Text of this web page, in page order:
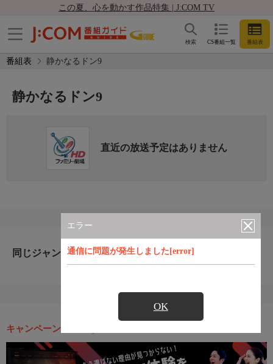
この夏、心を動かす作品特集 | J:COM TV
CS番組一覧 番組表
検索
番組表 静かなるドン9
エラー
通信に問題が発生しました[error]
OK
静かなるドン9
直近の放送予定はありません
同じジャンルのおすすめ番組
キャンペーン・お得な情報